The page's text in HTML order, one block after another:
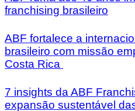
franchising brasileiro
ABF fortalece a
brasileiro com missão
Costa Rica
7 insights da ABF
expansão sustentável